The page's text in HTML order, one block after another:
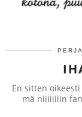
En sitten
mä niiiiiiiin